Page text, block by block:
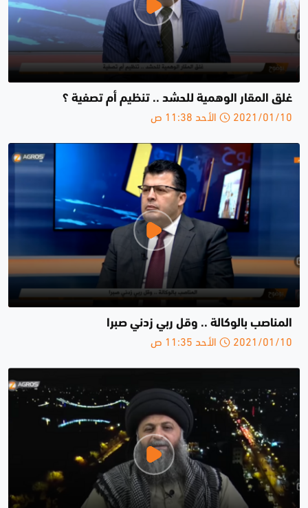
غلق المقار الوهمية للحشد .. تنظيم أم تصفية ؟
2021/01/10 الأحد 11:38 ص
المناصب بالوكالة .. وقل ربي زدني صبرا
2021/01/10 الأحد 11:35 ص